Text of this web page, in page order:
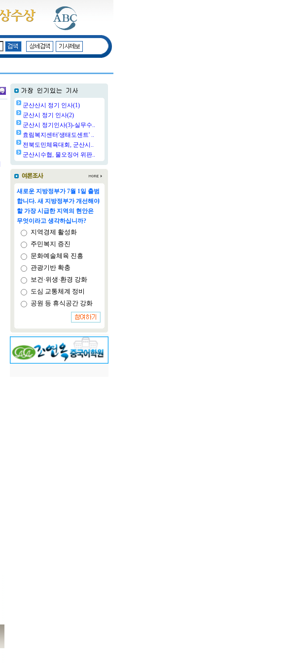
군산산시 정기 인사(1)
군산시 정기 인사(2)
군산시 정기인사(3)-실무수..
효림복지센터'생태도센트' ..
전북도민체육대회, 군산시..
군산시수협, 물오징어 위판..
새로운 지방정부가 7월 1일 출범
합니다. 새 지방정부가 개선해야
할 가장 시급한 지역의 현안은
무엇이라고 생각하십니까?
지역경제 활성화
주민복지 증진
문화예술체육 진흥
관광기반 확충
보건·위생·환경 강화
도심 교통체계 정비
공원 등 휴식공간 강화